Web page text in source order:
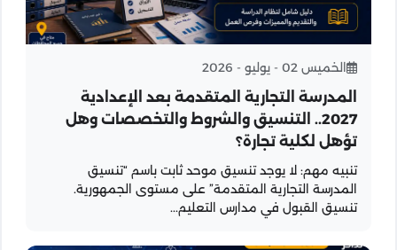
الخميس 02 - يوليو - 2026
المدرسة التجارية المتقدمة بعد الإعدادية
2027.. التنسيق والشروط والتخصصات وهل
تؤهل لكلية تجارة؟
تنبيه مهم: لا يوجد تنسيق موحد ثابت باسم “تنسيق
المدرسة التجارية المتقدمة” على مستوى الجمهورية.
تنسيق القبول في مدارس التعليم...